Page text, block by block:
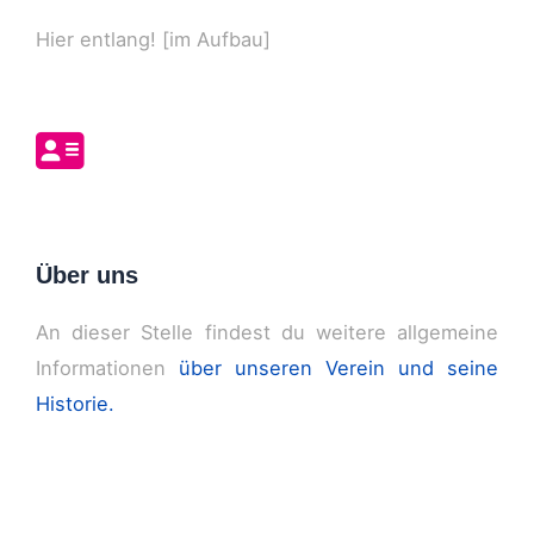
Hier entlang! [im Aufbau]
Über uns
An dieser Stelle findest du weitere allgemeine
Informationen über unseren Verein und seine
Historie.